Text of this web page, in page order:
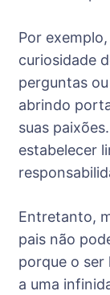
Por
curiosidade
perguntas
abrindo
suas
estabelecer
Entretanto,
pais não
porque o ser
a uma